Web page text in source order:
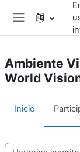
Saltar al contenido
Pánel lateral
Ambiente
World
Inicio